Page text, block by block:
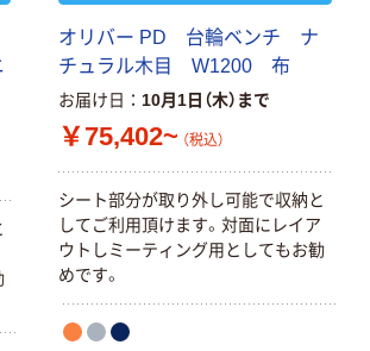
オリバー PD 台輪ベンチ ナ
チュラル木目 W1200 布
お届け日 10月1日（木）まで
￥75,402~ （税込）
シート部分が取り外し可能で収納と
してご利用頂けます。対面にレイア
ウトしミーティング用としてもお勧
めです。